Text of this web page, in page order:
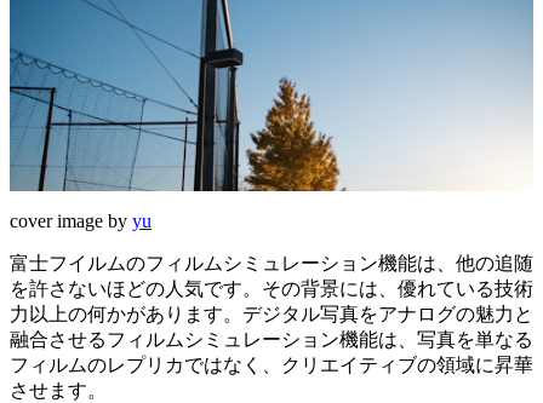
cover image by yu
富士フイルムのフィルムシミュレーション機能は、他の追随
を許さないほどの人気です。その背景には、優れている技術
力以上の何かがあります。デジタル写真をアナログの魅力と
融合させるフィルムシミュレーション機能は、写真を単なる
フィルムのレプリカではなく、クリエイティブの領域に昇華
させます。